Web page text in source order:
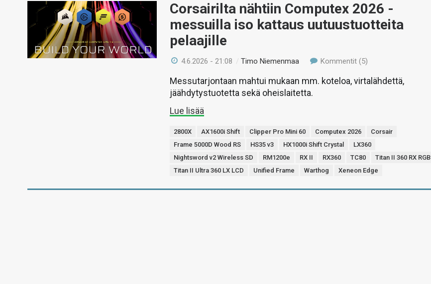
Corsairilta nähtiin Computex 2026 -
messuilla iso kattaus uutuustuotteita
pelaajille
4.6.2026 - 21:08 /Timo Niemenmaa Kommentit (5)
Messutarjontaan mahtui mukaan mm. koteloa, virtalähdettä,
jäähdytystuotetta sekä oheislaitetta.
Lue lisää
2800X AX1600i Shift Clipper Pro Mini 60 Computex 2026
Corsair
Frame 5000D Wood RS
HS35 v3 HX1000i Shift Crystal
LX360
Nightsword v2 Wireless SD
RM1200e RX II RX360 TC80
Titan II 360 RX RGB
Titan II Ultra 360 LX LCD
Unified Frame Warthog Xeneon Edge